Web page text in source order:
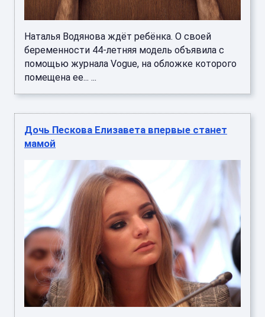
Наталья Водянова ждёт ребёнка. О своей
беременности 44-летняя модель объявила с
помощью журнала Vogue, на обложке которого
помещена ее... ...
Дочь Пескова Елизавета впервые станет
мамой